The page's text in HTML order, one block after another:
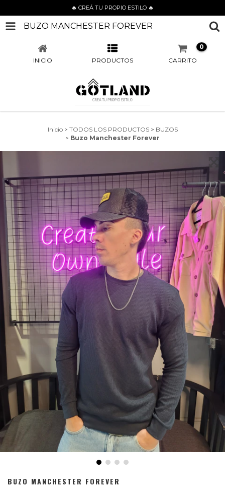
🔥 CREÁ TU PROPIO ESTILO 🔥
BUZO MANCHESTER FOREVER
INICIO PRODUCTOS CARRITO
0
Inicio > TODOS LOS PRODUCTOS > BUZOS
> Buzo Manchester Forever
BUZO MANCHESTER FOREVER